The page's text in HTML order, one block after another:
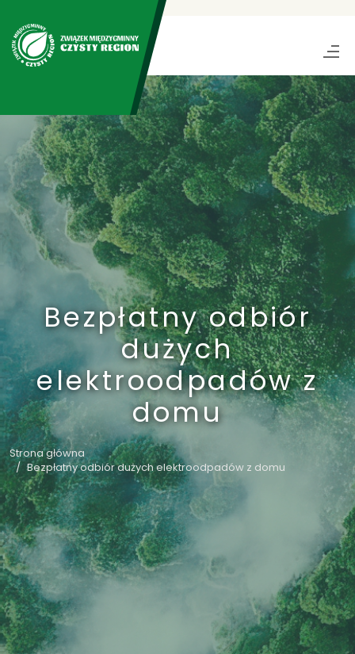
Bezpłatny odbiór
dużych
elektroodpadów z
domu
Strona główna
Bezpłatny odbiór dużych elektroodpadów z domu